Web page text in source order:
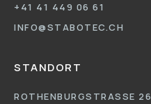
+41 41 449 06 61
INFO@STABOTEC.CH
STANDORT
ROTHENBURGSTRASSE 26